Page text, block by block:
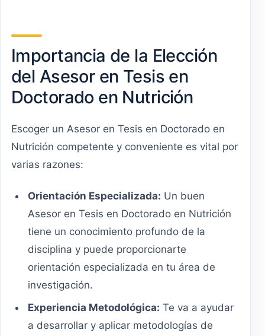
Importancia de la Elección
del Asesor en Tesis en
Doctorado en Nutrición
Escoger un Asesor en Tesis en Doctorado en
Nutrición competente y conveniente es vital por
varias razones:
Orientación Especializada: Un buen
Asesor en Tesis en Doctorado en Nutrición
tiene un conocimiento profundo de la
disciplina y puede proporcionarte
orientación especializada en tu área de
investigación.
Experiencia Metodológica: Te va a ayudar
a desarrollar y aplicar metodologías de